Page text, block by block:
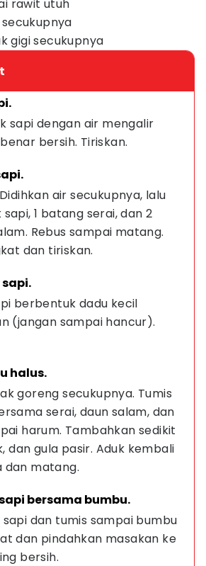
rawit utuh
gigi secukupnya
sapi dengan air mengalir
bersih. Tiriskan.
air secukupnya, lalu
1 batang serai, dan 2
Rebus sampai matang.
dan tiriskan.
berbentuk dadu kecil
(jangan sampai hancur).
halus.
goreng secukupnya. Tumis
serai, daun salam, dan
harum. Tambahkan sedikit
dan gula pasir. Aduk kembali
matang.
bersama bumbu.
dan tumis sampai bumbu
dan pindahkan masakan ke
bersih.